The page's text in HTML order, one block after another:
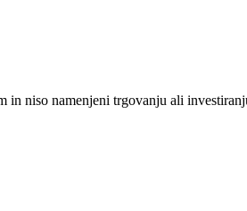
in niso namenjeni trgovanju ali